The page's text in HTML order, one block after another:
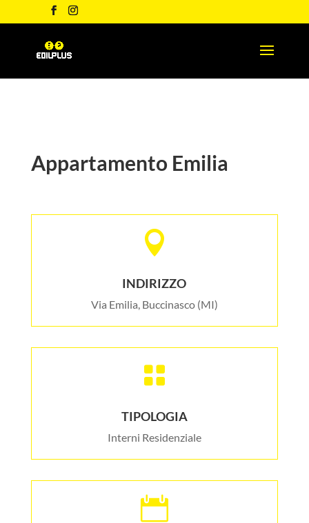
Appartamento Emilia

INDIRIZZO
Via Emilia, Buccinasco (MI)

TIPOLOGIA
Interni Residenziale
